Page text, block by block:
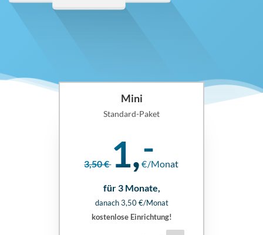
Mini
Standard-Paket
3,50 €1, €/Monat
für 3 Monate,
danach 3,50 €/Monat
kostenlose Einrichtung!